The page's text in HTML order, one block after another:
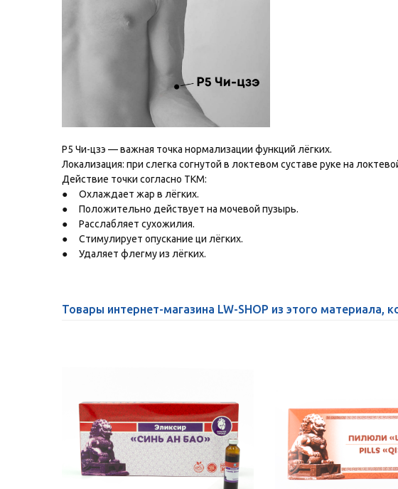
P5 Чи-цзэ — важная точка нормализации функций лёгких.
Локализация: при слегка согнутой в локтевом суставе руке на
Действие точки согласно ТКМ:
●
Охлаждает жар в лёгких.
●
Положительно действует на мочевой пузырь.
●
Расслабляет сухожилия.
●
Стимулирует опускание ци лёгких.
●
Удаляет флегму из лёгких.
Товары интернет-магазина LW-SHOP из этого материала,